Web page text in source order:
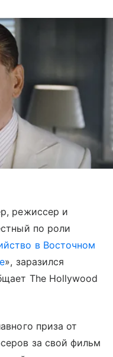
режиссер и
по роли
в Восточном
», заразился
The Hollywood
приза от
за свой фильм